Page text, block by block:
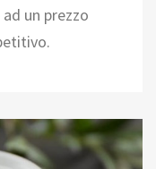
un prezzo